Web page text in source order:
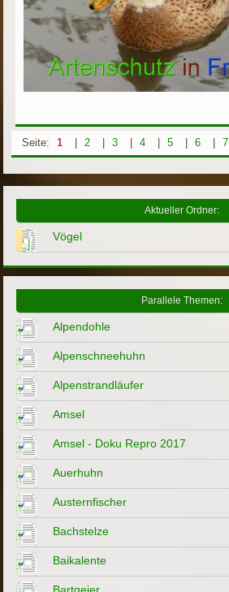
Seite: 1 | 2 | 3 | 4 | 5 | 6 | 7
Aktueller Ordner:
Vögel
Parallele Themen:
Alpendohle
Alpenschneehuhn
Alpenstrandläufer
Amsel
Amsel - Doku Repro 2017
Auerhuhn
Austernfischer
Bachstelze
Baikalente
Bartgeier